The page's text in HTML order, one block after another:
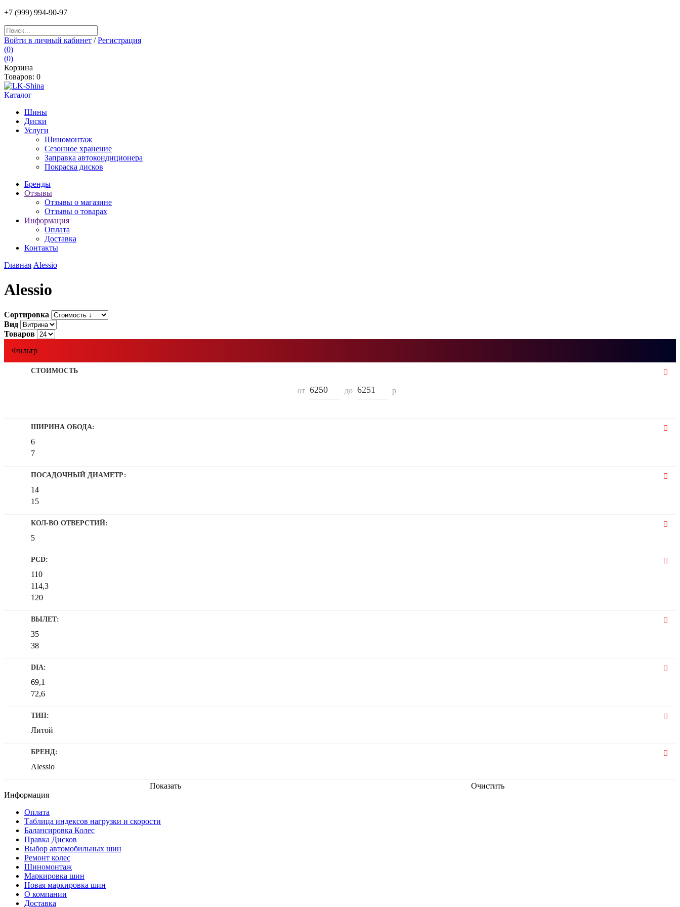
+7 (999) 994-90-97
Войти в личный кабинет /Регистрация
(0)
(0)
Корзина
Товаров: 0
Каталог
Шины
Диски
Услуги
Шиномонтаж
Сезонное хранение
Заправка автокондиционера
Покраска дисков
Бренды
Отзывы
Отзывы о магазине
Отзывы о товарах
Информация
Оплата
Доставка
Контакты
Главная Alessio
Alessio
Сортировка
Вид
Товаров
Фильтр
СТОИМОСТЬ
от до р
ШИРИНА ОБОДА:
6
7
ПОСАДОЧНЫЙ ДИАМЕТР:
14
15
КОЛ-ВО ОТВЕРСТИЙ:
5
PCD:
110
114,3
120
ВЫЛЕТ:
35
38
DIA:
69,1
72,6
ТИП:
Литой
БРЕНД:
Alessio
Показать
Очистить
Информация
Оплата
Таблица индексов нагрузки и скорости
Балансировка Колес
Правка Дисков
Выбор автомобильных шин
Ремонт колес
Шиномонтаж
Маркировка шин
Новая маркировка шин
О компании
Доставка